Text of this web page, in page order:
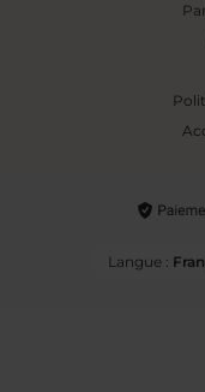
Langue :